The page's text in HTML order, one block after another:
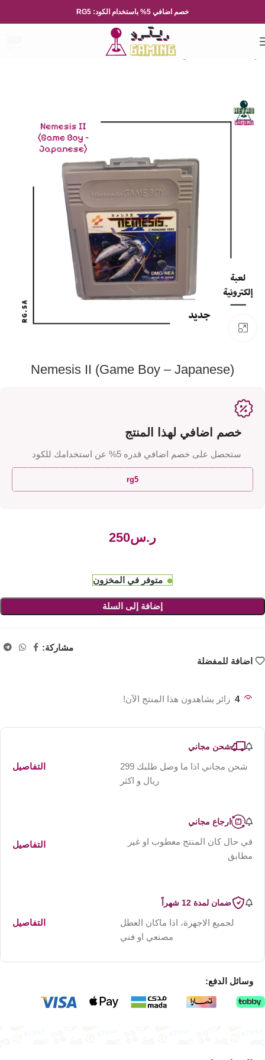
خصم اضافي 5% باستخدام الكود: RG5
Nintendo
Nemesis II (Game Boy – Japanese)
خصم اضافي لهذا المنتج
ستحصل على خصم اضافي قدره 5% عن استخدامك للكود
rg5
ر.س
متوفر في المخزون
إضافة إلى السلة
مشاركة:
اضافة للمفضلة
4 زائر يشاهدون هذا المنتج الآن!
شحن مجاني
شحن مجاني اذا ما وصل طلبك 299
ريال و اكثر
التفاصيل
ارجاع مجاني
في حال كان المنتج معطوب او غير
مطابق
التفاصيل
ضمان لمدة 12 شهراً
لجميع الاجهزة، اذا ماكان العطل
مصنعي او فني
التفاصيل
وسائل الدفع: